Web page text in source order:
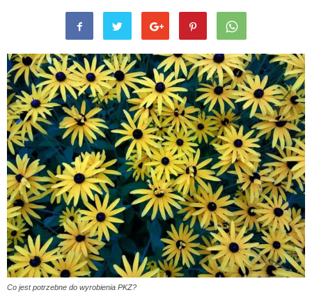
Co jest potrzebne do wyrobienia PKZ?